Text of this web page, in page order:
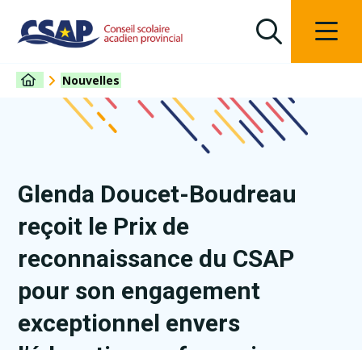
Nouvelles
Glenda Doucet-Boudreau
reçoit le Prix de
reconnaissance du CSAP
pour son engagement
exceptionnel envers